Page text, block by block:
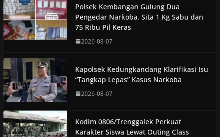
Polsek Kembangan Gulung Dua
Pengedar Narkoba, Sita 1 Kg Sabu dan
75 Ribu Pil Keras
2026-08-07
Kapolsek Kedungkandang Klarifikasi Isu
“Tangkap Lepas” Kasus Narkoba
2026-08-07
Kodim 0806/Trenggalek Perkuat
Karakter Siswa Lewat Outing Class